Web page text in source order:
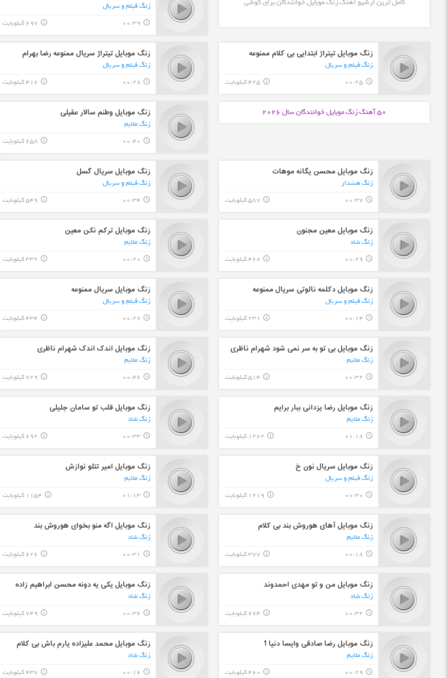
کامل ترین آرشیو آهنگ زنگ موبایل خوانندگان برای گوشی زنگ فیلم و سریال
query_builder
00:39 697 کیلوبایت info_outline
زنگ موبایل تیتراژ ابتدایی بی کلام ممنوعه
زنگ فیلم و سریال
query_builder
00:25 425 کیلوبایتinfo_outline
زنگ موبایل تیتراژ سریال ممنوعه رضا بهرام
زنگ فیلم و سریال
query_builder
00:28 416 کیلوبایت info_outline
50 آهنگ زنگ موبایل خوانندگانسال 2026 زنگ موبایل وطنم سالار عقیلی
زنگ ملایم
query_builder
00:40 658 کیلوبایت info_outline
زنگ موبایل محسن یگانه موهات
زنگ هشدار
query_builder
00:37 587 کیلوبایت info_outline
زنگ موبایل سریال گسل
زنگ فیلم و سریال
query_builder
00:34 549 کیلوبایت info_outline
زنگ موبایل معین مجنون
زنگ شاد
query_builder
00:29 468 کیلوبایت info_outline
زنگ موبایل ترکم نکن معین
زنگ ملایم
query_builder
00:20 332 کیلوبایت info_outline
زنگ موبایل دکلمه نالوتی سریال ممنوعه
زنگ فیلم و سریال
query_builder
00:14 231 کیلوبایت info_outline
زنگ موبایل سریال ممنوعه
زنگ فیلم و سریال
query_builder
00:27 434 کیلوبایت info_outline
زنگ موبایل بی تو به سر نمی شود شهرام ناظری
زنگ ملایم
query_builder
00:32 514 کیلوبایت info_outline
زنگ موبایل اندک اندک شهرام ناظری
زنگ ملایم
query_builder
00:46 729 کیلوبایت info_outline
زنگ موبایل رضا یزدانی ببار برایم
زنگ ملایم
query_builder
01:18 1262 کیلوبایت info_outline
زنگ موبایل قلب تو سامان جلیلی
زنگ شاد
query_builder
00:33 692 کیلوبایت info_outline
زنگ موبایل سریال نون خ
زنگ فیلم و سریال
query_builder
00:30 1219 کیلوبایت info_outline
زنگ موبایل امیر تتلو نوازش
زنگ ملایم
query_builder
01:13 1154 کیلوبایت info_outline
زنگ موبایل آهای هوروش بند بی کلام
زنگ ملایم
query_builder
00:18 377 کیلوبایت info_outline
زنگ موبایل اگه منو بخوای هوروش بند
زنگ شاد
query_builder
00:31 626 کیلوبایت info_outline
زنگ موبایل من و تو مهدی احمدوند
زنگ شاد
query_builder
00:32 674 کیلوبایت info_outline
زنگ موبایل یکی یه دونه محسن ابراهیم زاده
زنگ شاد
query_builder
00:36 749 کیلوبایت info_outline
زنگ موبایل رضا صادقی وایسا دنیا 1
زنگ ملایم
query_builder
00:29 460 کیلوبایت info_outline
زنگ موبایل محمد علیزاده یارم باش بی کلام
زنگ شاد
query_builder
00:16 437 کیلوبایت info_outline